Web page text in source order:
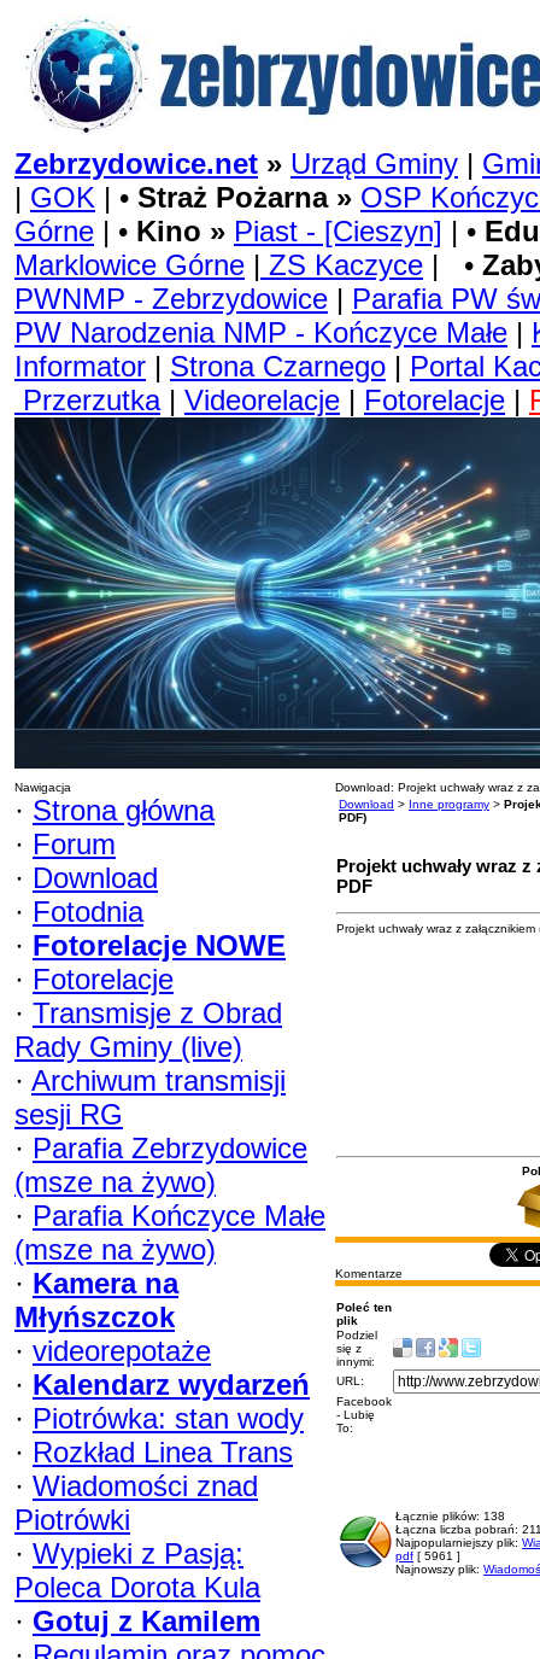
Zebrzydowice.net » Urząd Gminy |
| GOK | • Straż Pożarna » OSP
Górne | • Kino » Piast - [Cieszyn] | •
Marklowice Górne | ZS Kaczyce | •
PWNMP - Zebrzydowice | Parafia PW
PW Narodzenia NMP - Kończyce Małe |
Informator | Strona Czarnego | Portal
Przerzutka| Videorelacje | Fotorelacje |
Nawigacja
· Strona główna
· Forum
· Download
· Fotodnia
· Fotorelacje NOWE
· Fotorelacje
· Transmisje z Obrad
Rady Gminy (live)
· Archiwum transmisji
sesji RG
· Parafia Zebrzydowice
(msze na żywo)
· Parafia Kończyce Małe
(msze na żywo)
· Kamera na
Młyńszczok
· videorepotaże
· Kalendarz wydarzeń
· Piotrówka: stan wody
· Rozkład Linea Trans
· Wiadomości znad
Piotrówki
· Wypieki z Pasją:
Poleca Dorota Kula
· Gotuj z Kamilem
Download: Projekt uchwały wraz z
Download > Inne programy >
PDF)
Projekt uchwały wraz z
PDF
Projekt uchwały wraz z załącznikiem
Komentarze
Poleć ten
plik
Podziel
się z
innymi:
URL:
Facebook
- Lubię
To:
Łącznie plików: 138
Łączna liczba pobrań:
Najpopularniejszy plik:
pdf [ 5961 ]
Najnowszy plik: